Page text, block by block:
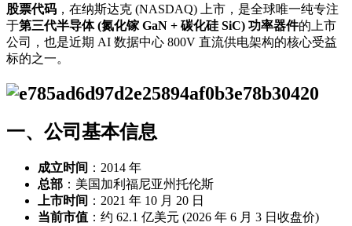
股票代码 ，在纳斯达克 (NASDAQ) 上市，是全球唯一纯专注
于第三代半导体 (氮化镓 GaN + 碳化硅 SiC) 功率器件的上市
公司，也是近期 AI 数据中心 800V 直流供电架构的核心受益
标的之一。
一、公司基本信息
成立时间 ：2014 年
总部 ：美国加利福尼亚州托伦斯
上市时间 ：2021 年 10 月 20 日
当前市值 ：约 62.1 亿美元 (2026 年 6 月 3 日收盘价)